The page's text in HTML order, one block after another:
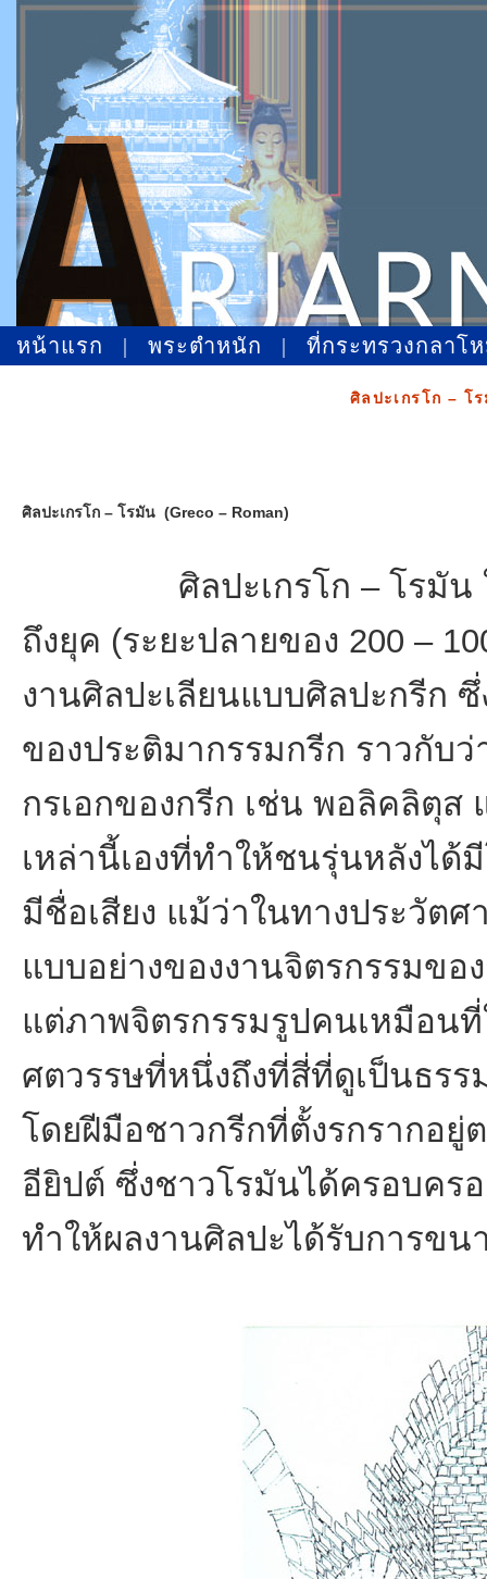
หน้าแรก | พระตำหนัก | ที่กระทรวงกลาโ
ศิลปะเกรโก – โ
ศิลปะเกรโก – โรมัน (Greco – Roman)
ศิลปะเกรโก – โรมัน ใน
ถึงยุค (ระยะปลายของ 200 –
งานศิลปะเลียนแบบศิลปะกรีก
ของประติมากรรมกรีก ราวกับ
กรเอกของกรีก เช่น พอลิคลิตุส
เหล่านี้เองที่ทำให้ชนรุ่นหลังได้
มีชื่อเสียง แม้ว่าในทางประวัต
แบบอย่างของงานจิตรกรรมขอ
แต่ภาพจิตรกรรมรูปคนเหมือน
ศตวรรษที่หนึ่งถึงที่สี่ที่ดูเป็นธร
โดยฝีมือชาวกรีกที่ตั้งรกรากอยู่
อียิปต์ ซึ่งชาวโรมันได้ครอบคร
ทำให้ผลงานศิลปะได้รับการขน